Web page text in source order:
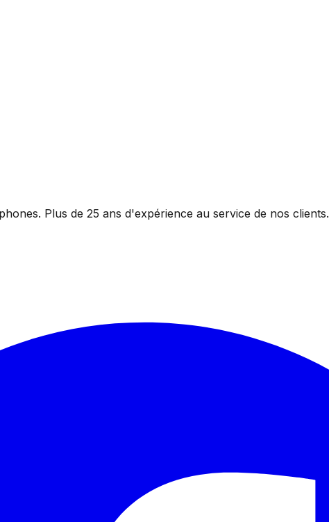
Plus de 25 ans d'expérience au service de nos clients.